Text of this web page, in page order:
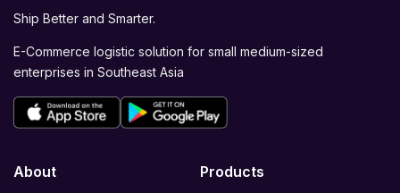
Ship Better and Smarter.
E-Commerce logistic solution for small medium-sized
enterprises in Southeast Asia
About Products